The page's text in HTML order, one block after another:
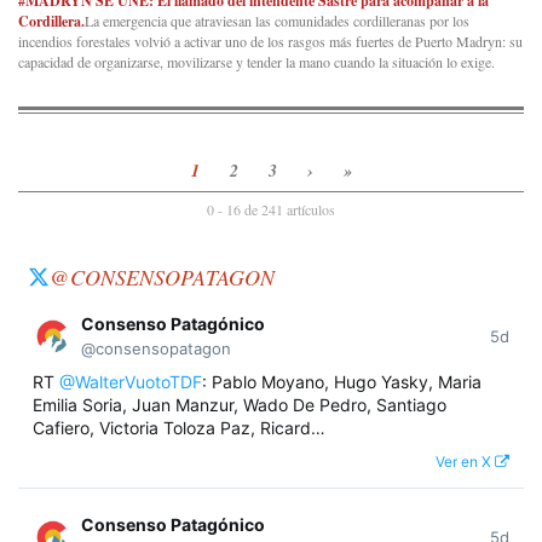
Cordillera.La emergencia que atraviesan las comunidades cordilleranas por los
incendios forestales volvió a activar uno de los rasgos más fuertes de Puerto Madryn: su
capacidad de organizarse, movilizarse y tender la mano cuando la situación lo exige.
1 2 3 › »
0 - 16 de 241 artículos
@CONSENSOPATAGON
Consenso Patagónico
@consensopatagon
5d
RT @WalterVuotoTDF: Pablo Moyano, Hugo Yasky, Maria
Emilia Soria, Juan Manzur, Wado De Pedro, Santiago
Cafiero, Victoria Toloza Paz, Ricard…
Ver en X
Consenso Patagónico
5d